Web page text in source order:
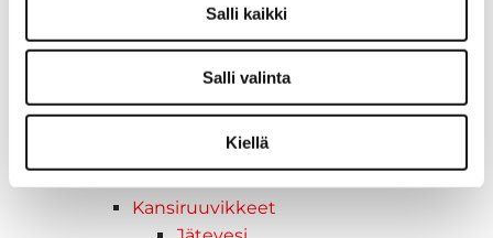
Salli kaikki
Salli valinta
Kiellä
Veneen kiinnitys
Pollarit
Knaapit
Trailerikoukut
ruuvit
Kansiruuvikkeet